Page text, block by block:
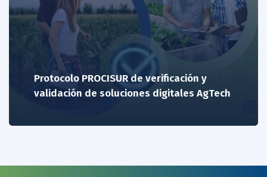
Protocolo PROCISUR de verificación y
validación de soluciones digitales AgTech